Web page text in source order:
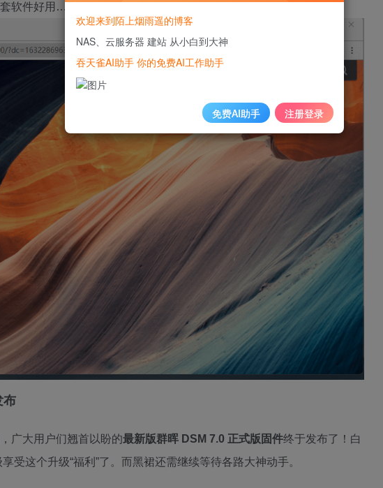
套软件好用……
布
广大用户们翘首以盼的最新版群晖 DSM 7.0 正式版固件终于发布了！白
受这个升级“福利”了。而黑裙还需继续等待各路大神动手。
欢迎来到陌上烟雨遥的博客
NAS、云服务器 建站 从小白到大神
吞天雀AI助手 你的免费AI工作助手
免费AI助手 注册登录